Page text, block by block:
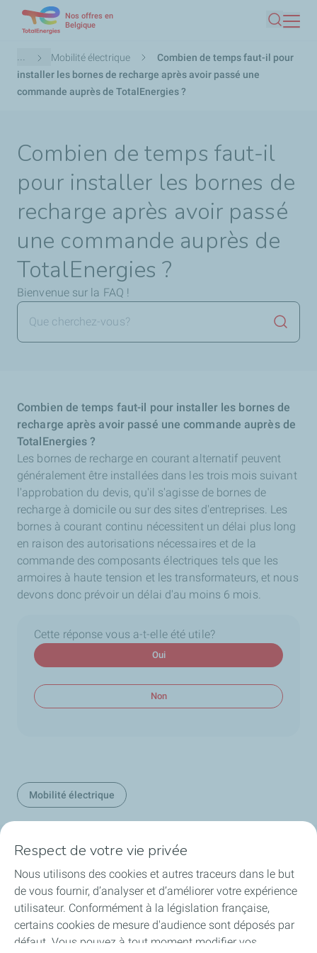
contenu
principal
Nos offres en
Belgique
Fil
d'Ariane
... Mobilité électrique
Combien de temps faut-il pour
installer les bornes de recharge après avoir passé une
commande auprès de TotalEnergies ?
Combien de temps faut-il
pour installer les bornes de
recharge après avoir passé
une commande auprès de
TotalEnergies ?
Bienvenue sur la FAQ !
Combien de temps faut-il pour installer les bornes de
recharge après avoir passé une commande auprès de
TotalEnergies ?
Les bornes de recharge en courant alternatif peuvent
généralement être installées dans les trois mois suivant
l'approbation du devis, qu'il s'agisse de bornes de
recharge à domicile ou sur des sites d'entreprises. Les
bornes à courant continu nécessitent un délai plus long
en raison des autorisations nécessaires et de la
commande des composants électriques tels que les
armoires à haute tension et les transformateurs, et nous
devons donc prévoir un délai d'au moins 6 mois.
Cette réponse vous a-t-elle été utile?
Oui
Non
Mobilité électrique
Nos secteurs en Belgique
Nos produits en Belgique
Liens utiles
Respect de votre vie privée
Nous utilisons des cookies et autres traceurs dans le but
de vous fournir, d’analyser et d’améliorer votre expérience
utilisateur. Conformément à la législation française,
certains cookies de mesure d'audience sont déposés par
défaut. Vous pouvez à tout moment modifier vos